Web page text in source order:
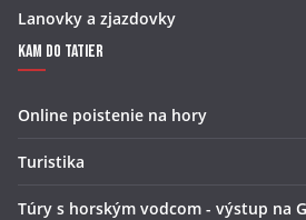
Lanovky a zjazdovky
Kam do Tatier
Online poistenie na hory
Turistika
Túry s horským vodcom - výstup na